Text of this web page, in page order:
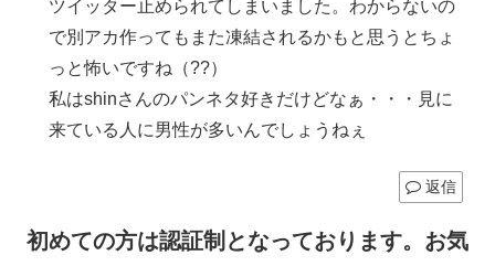
ツイッター止められてしまいました。わからないの
で別アカ作ってもまた凍結されるかもと思うとちょ
っと怖いですね（??）
私はshinさんのパンネタ好きだけどなぁ・・・見に
来ている人に男性が多いんでしょうねぇ
返信
初めての方は認証制となっております。お気